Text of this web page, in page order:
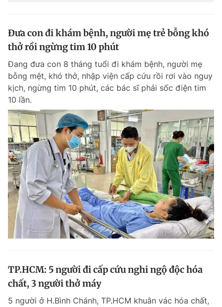
Đưa con đi khám bệnh, người mẹ trẻ bỗng khó
thở rồi ngừng tim 10 phút
Đang đưa con 8 tháng tuổi đi khám bệnh, người mẹ
bỗng mệt, khó thở, nhập viện cấp cứu rồi rơi vào nguy
kịch, ngừng tim 10 phút, các bác sĩ phải sốc điện tim
10 lần.
TP.HCM: 5 người đi cấp cứu nghi ngộ độc hóa
chất, 3 người thở máy
5 người ở H.Bình Chánh, TP.HCM khuân vác hóa chất,